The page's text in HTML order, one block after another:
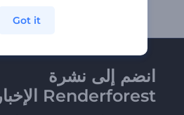
انضم إلى نشرة
Renderforest الإخبارية
Got it